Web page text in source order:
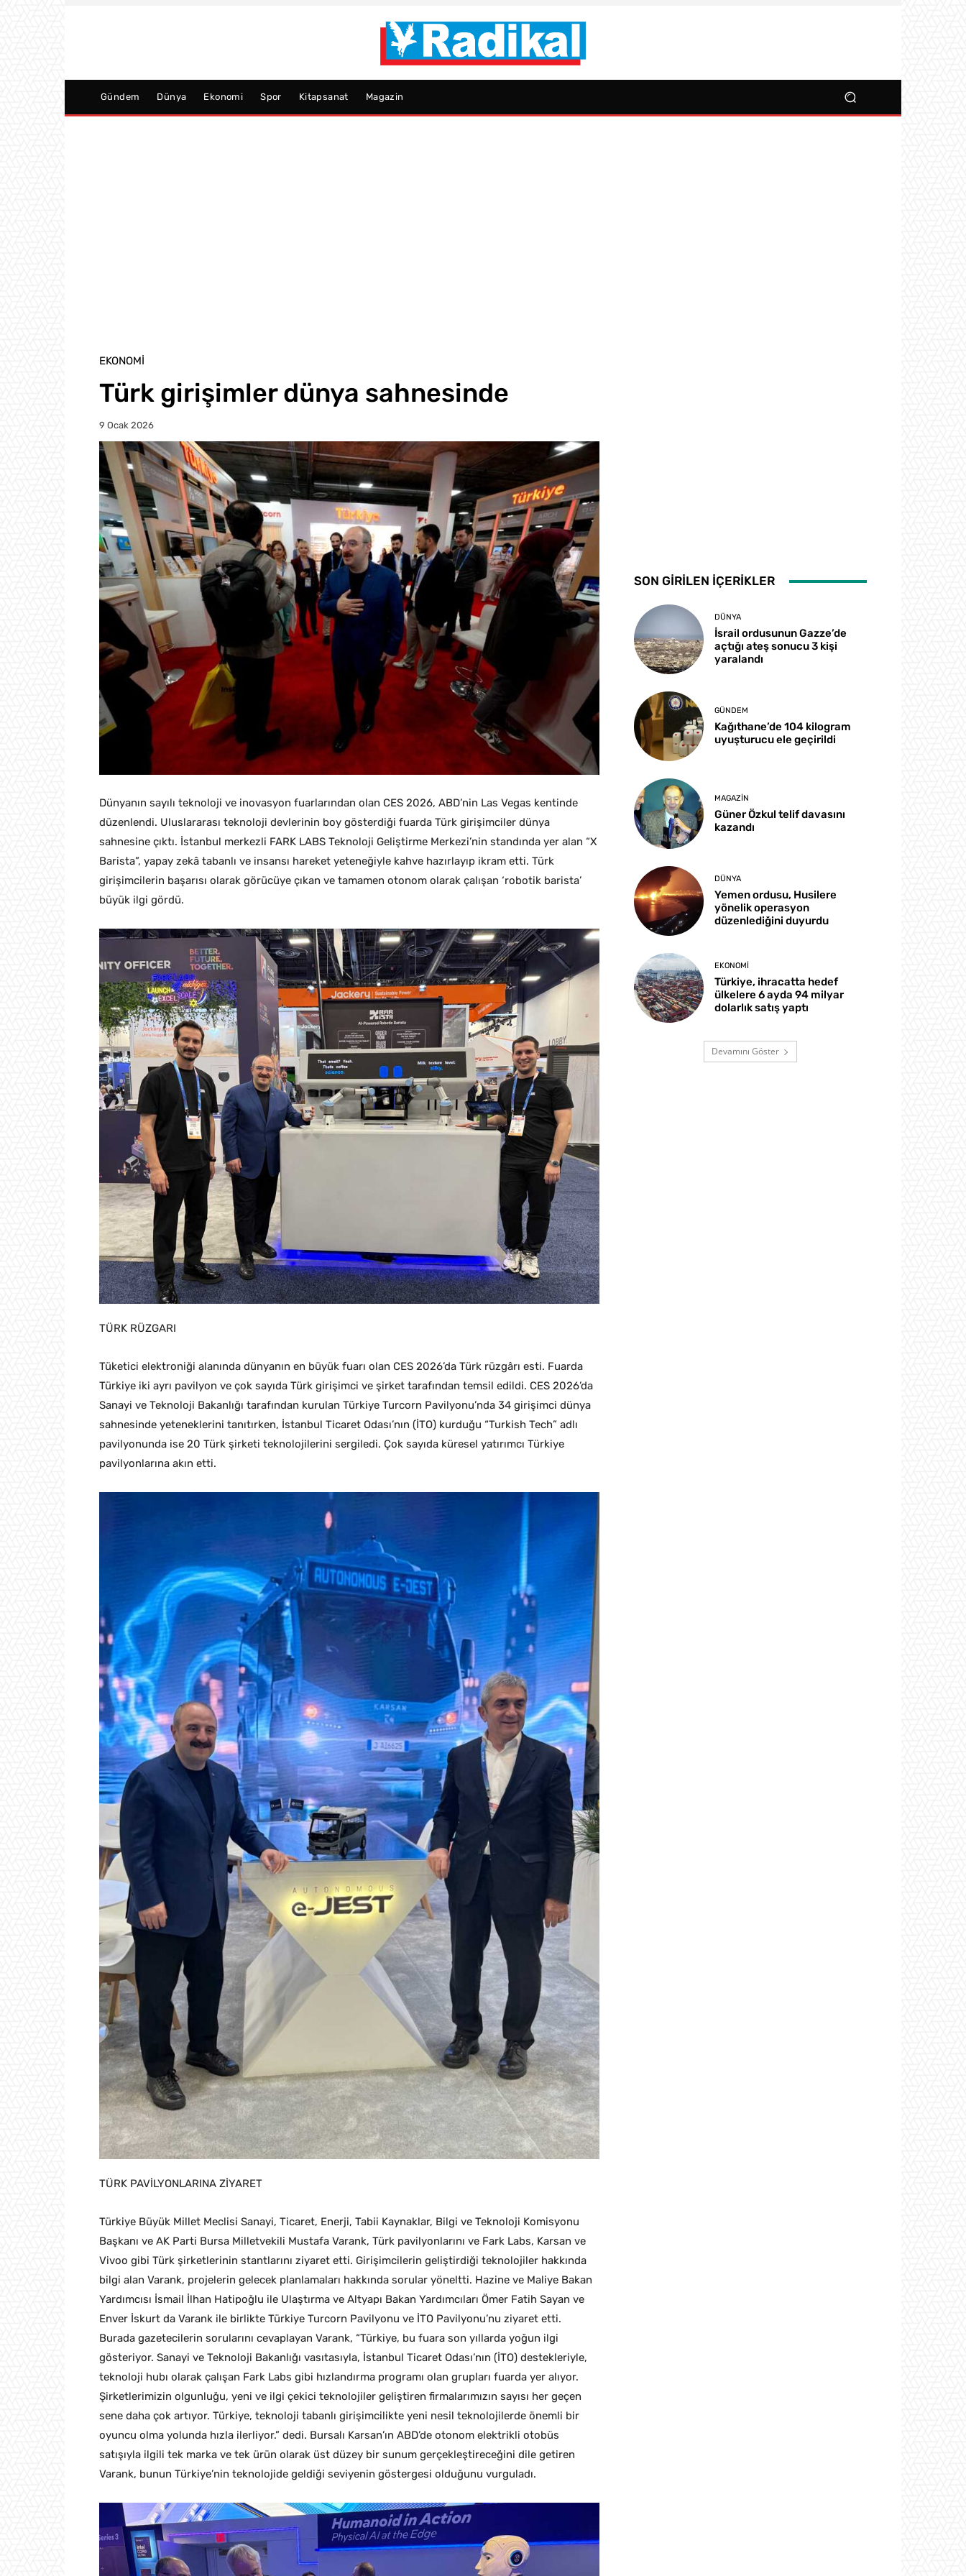
Gündem Dünya Ekonomi Spor Kitapsanat Magazin
EKONOMI
Türk girişimler dünya sahnesinde
9 Ocak 2026
Dünyanın sayılı teknoloji ve inovasyon fuarlarından olan CES 2026, ABD’nin Las Vegas kentinde
düzenlendi. Uluslararası teknoloji devlerinin boy gösterdiği fuarda Türk girişimciler dünya
sahnesine çıktı. İstanbul merkezli FARK LABS Teknoloji Geliştirme Merkezi’nin standında yer alan “X
Barista”, yapay zekâ tabanlı ve insansı hareket yeteneğiyle kahve hazırlayıp ikram etti. Türk
girişimcilerin başarısı olarak görücüye çıkan ve tamamen otonom olarak çalışan ‘robotik barista’
büyük ilgi gördü.
TÜRK RÜZGARI
Tüketici elektroniği alanında dünyanın en büyük fuarı olan CES 2026’da Türk rüzgârı esti. Fuarda
Türkiye iki ayrı pavilyon ve çok sayıda Türk girişimci ve şirket tarafından temsil edildi. CES 2026’da
Sanayi ve Teknoloji Bakanlığı tarafından kurulan Türkiye Turcorn Pavilyonu’nda 34 girişimci dünya
sahnesinde yeteneklerini tanıtırken, İstanbul Ticaret Odası’nın (İTO) kurduğu “Turkish Tech” adlı
pavilyonunda ise 20 Türk şirketi teknolojilerini sergiledi. Çok sayıda küresel yatırımcı Türkiye
pavilyonlarına akın etti.
TÜRK PAVİLYONLARINA ZİYARET
Türkiye Büyük Millet Meclisi Sanayi, Ticaret, Enerji, Tabii Kaynaklar, Bilgi ve Teknoloji Komisyonu
Başkanı ve AK Parti Bursa Milletvekili Mustafa Varank, Türk pavilyonlarını ve Fark Labs, Karsan ve
Vivoo gibi Türk şirketlerinin stantlarını ziyaret etti. Girişimcilerin geliştirdiği teknolojiler hakkında
bilgi alan Varank, projelerin gelecek planlamaları hakkında sorular yöneltti. Hazine ve Maliye Bakan
Yardımcısı İsmail İlhan Hatipoğlu ile Ulaştırma ve Altyapı Bakan Yardımcıları Ömer Fatih Sayan ve
Enver İskurt da Varank ile birlikte Türkiye Turcorn Pavilyonu ve İTO Pavilyonu’nu ziyaret etti.
Burada gazetecilerin sorularını cevaplayan Varank, “Türkiye, bu fuara son yıllarda yoğun ilgi
gösteriyor. Sanayi ve Teknoloji Bakanlığı vasıtasıyla, İstanbul Ticaret Odası’nın (İTO) destekleriyle,
teknoloji hubı olarak çalışan Fark Labs gibi hızlandırma programı olan grupları fuarda yer alıyor.
Şirketlerimizin olgunluğu, yeni ve ilgi çekici teknolojiler geliştiren firmalarımızın sayısı her geçen
sene daha çok artıyor. Türkiye, teknoloji tabanlı girişimcilikte yeni nesil teknolojilerde önemli bir
oyuncu olma yolunda hızla ilerliyor.” dedi. Bursalı Karsan’ın ABD’de otonom elektrikli otobüs
satışıyla ilgili tek marka ve tek ürün olarak üst düzey bir sunum gerçekleştireceğini dile getiren
Varank, bunun Türkiye’nin teknolojide geldiği seviyenin göstergesi olduğunu vurguladı.
SON GİRİLEN İÇERİKLER
DÜNYA
İsrail ordusunun Gazze’de
açtığı ateş sonucu 3 kişi
yaralandı
GÜNDEM
Kağıthane’de 104 kilogram
uyuşturucu ele geçirildi
MAGAZIN
Güner Özkul telif davasını
kazandı
DÜNYA
Yemen ordusu, Husilere
yönelik operasyon
düzenlediğini duyurdu
EKONOMI
Türkiye, ihracatta hedef
ülkelere 6 ayda 94 milyar
dolarlık satış yaptı
Devamını Göster